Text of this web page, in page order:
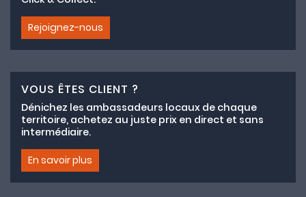
Rejoignez-nous
VOUS ÊTES CLIENT ?
Dénichez les ambassadeurs locaux de chaque
territoire, achetez au juste prix en direct et sans
intermédiaire.
En savoir plus